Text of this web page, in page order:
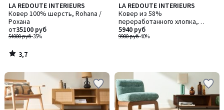
LA REDOUTE INTERIEURS
Ковер 100% шерсть, Rohana /
Рохана
54000 руб-35%
от35100 руб
3,7
/ 5
3,7
/
LA REDOUTE INTERIEURS
Ковер из 58%
переработанного хлопка,
Ravelo / Равело
9900 руб-40%
5940 руб